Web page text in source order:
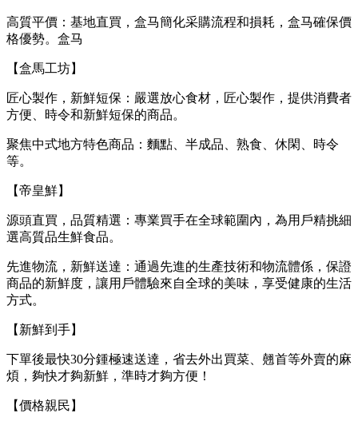
高質平價：基地直買，盒马簡化采購流程和損耗，盒马確保價
格優勢。盒马
【盒馬工坊】
匠心製作，新鮮短保：嚴選放心食材，匠心製作，提供消費者
方便、時令和新鮮短保的商品。
聚焦中式地方特色商品：麵點、半成品、熟食、休閑、時令
等。
【帝皇鮮】
源頭直買，品質精選：專業買手在全球範圍內，為用戶精挑細
選高質品生鮮食品。
先進物流，新鮮送達：通過先進的生產技術和物流體係，保證
商品的新鮮度，讓用戶體驗來自全球的美味，享受健康的生活
方式。
【新鮮到手】
下單後最快30分鍾極速送達，省去外出買菜、翹首等外賣的麻
煩，夠快才夠新鮮，準時才夠方便！
【價格親民】